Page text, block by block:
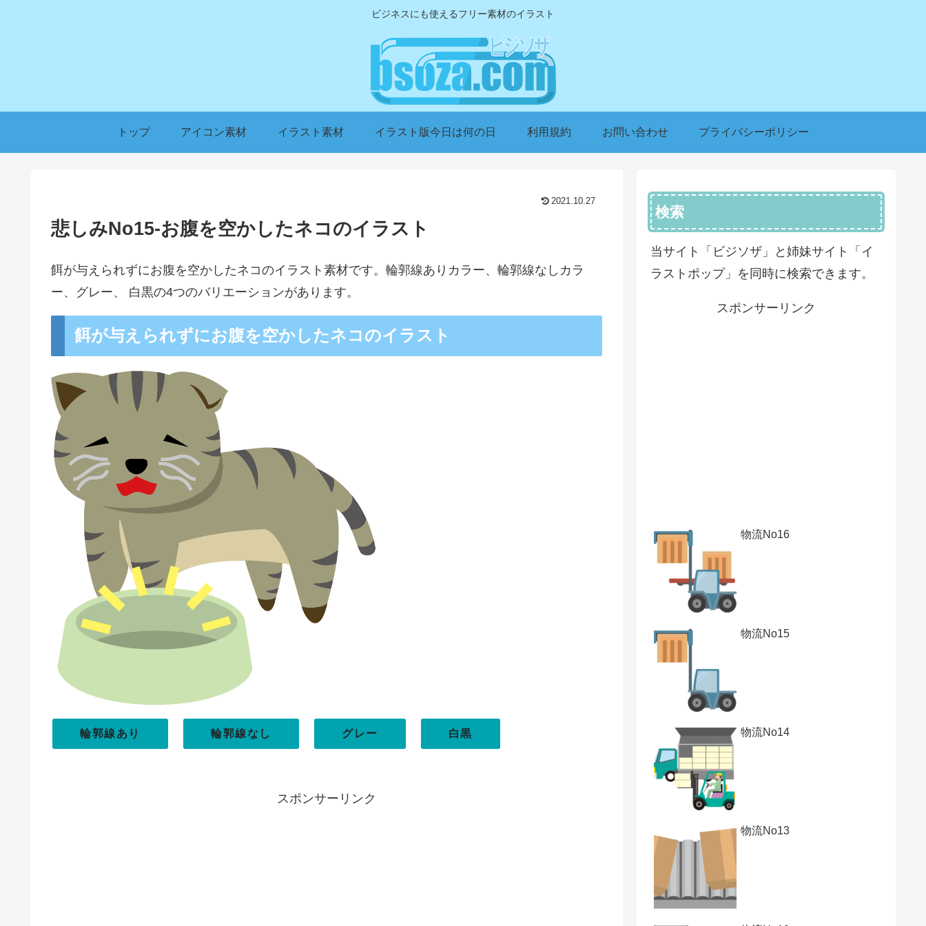
ビジネスにも使えるフリー素材のイラスト
トップ アイコン素材 イラスト素材 イラスト版今日は何の日 利用規約 お問い合わせ プライバシーポリシー
2021.10.27
悲しみNo15-お腹を空かしたネコのイラスト
餌が与えられずにお腹を空かしたネコのイラスト素材です。輪郭線ありカラー、輪郭線なしカラ
ー、グレー、 白黒の4つのバリエーションがあります。
餌が与えられずにお腹を空かしたネコのイラスト
輪郭線あり 輪郭線なし グレー 白黒
スポンサーリンク
検索
当サイト「ビジソザ」と姉妹サイト「イ
ラストポップ」を同時に検索できます。
スポンサーリンク
物流No16
物流No15
物流No14
物流No13